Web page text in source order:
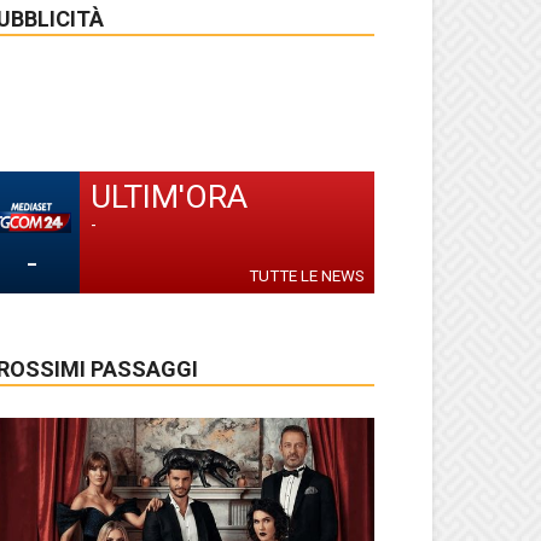
-
ULTIM'ORA
-
TUTTE LE NEWS
PASSAGGI